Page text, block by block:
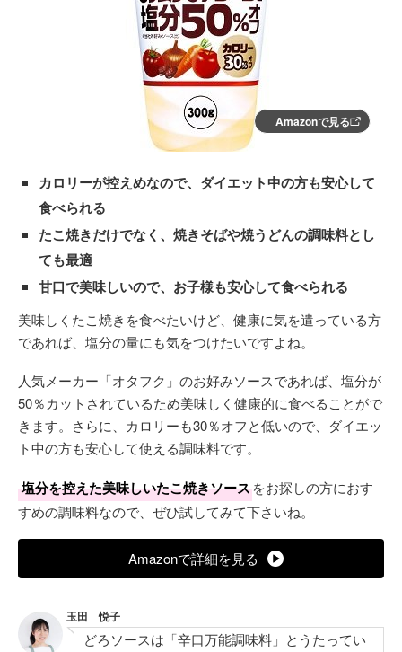
Amazonで見る
カロリーが控えめなので、ダイエット中の方も安心して
食べられる
たこ焼きだけでなく、焼きそばや焼うどんの調味料とし
ても最適
甘口で美味しいので、お子様も安心して食べられる
美味しくたこ焼きを食べたいけど、健康に気を遣っている方
であれば、塩分の量にも気をつけたいですよね。
人気メーカー「オタフク」のお好みソースであれば、塩分が
50％カットされているため美味しく健康的に食べることがで
きます。さらに、カロリーも30％オフと低いので、ダイエッ
ト中の方も安心して使える調味料です。
塩分を控えた美味しいたこ焼きソースをお探しの方におす
すめの調味料なので、ぜひ試してみて下さいね。
Amazonで詳細を見る
玉田 悦子
どろソースは「辛口万能調味料」とうたってい